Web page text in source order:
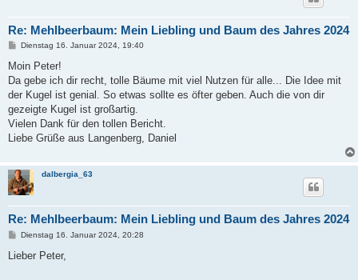
Re: Mehlbeerbaum: Mein Liebling und Baum des Jahres 2024
B
i
r
a
Dienstag 16. Januar 2024, 19:40
Moin Peter!
Da gebe ich dir recht, tolle Bäume mit viel Nutzen für alle... Die Idee mit
der Kugel ist genial. So etwas sollte es öfter geben. Auch die von dir
gezeigte Kugel ist großartig.
Vielen Dank für den tollen Bericht.
Liebe Grüße aus Langenberg, Daniel
dalbergia_63
Re: Mehlbeerbaum: Mein Liebling und Baum des Jahres 2024
B
i
Dienstag 16. Januar 2024, 20:28
Lieber Peter,